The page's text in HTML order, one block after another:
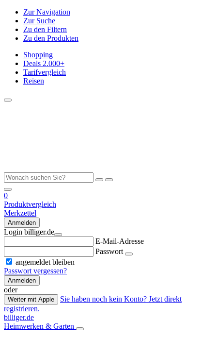
Zur Navigation
Zur Suche
Zu den Filtern
Zu den Produkten
Shopping
Deals 2.000+
Tarifvergleich
Reisen
0
Produktvergleich
Merkzettel
Anmelden
Login billiger.de
E-Mail-Adresse
Passwort
angemeldet bleiben
Passwort vergessen?
Anmelden
oder
Weiter mit Apple
Sie haben noch kein Konto? Jetzt direkt
registrieren.
billiger.de
Heimwerken & Garten